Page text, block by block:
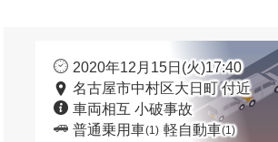
2020年12月15日(火)17:40
名古屋市中村区大日町 付近
車両相互 小破事故
普通乗用車(1) 軽自動車(1)